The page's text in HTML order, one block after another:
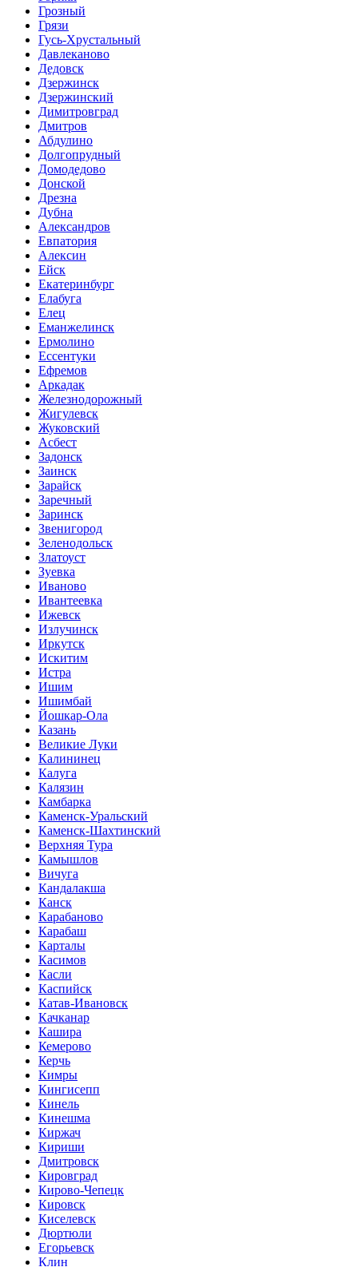
Грозный
Грязи
Гусь-Хрустальный
Давлеканово
Дедовск
Дзержинск
Дзержинский
Димитровград
Дмитров
Абдулино
Долгопрудный
Домодедово
Донской
Дрезна
Дубна
Александров
Евпатория
Алексин
Ейск
Екатеринбург
Елабуга
Елец
Еманжелинск
Ермолино
Ессентуки
Ефремов
Аркадак
Железнодорожный
Жигулевск
Жуковский
Асбест
Задонск
Заинск
Зарайск
Заречный
Заринск
Звенигород
Зеленодольск
Златоуст
Зуевка
Иваново
Ивантеевка
Ижевск
Излучинск
Иркутск
Искитим
Истра
Ишим
Ишимбай
Йошкар-Ола
Казань
Великие Луки
Калининец
Калуга
Калязин
Камбарка
Каменск-Уральский
Каменск-Шахтинский
Верхняя Тура
Камышлов
Вичуга
Кандалакша
Канск
Карабаново
Карабаш
Карталы
Касимов
Касли
Каспийск
Катав-Ивановск
Качканар
Кашира
Кемерово
Керчь
Кимры
Кингисепп
Кинель
Кинешма
Киржач
Кириши
Дмитровск
Кировград
Кирово-Чепецк
Кировск
Киселевск
Дюртюли
Егорьевск
Клин